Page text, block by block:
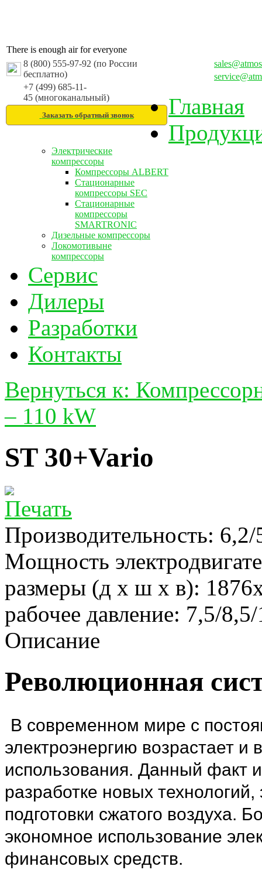
There is enough air for everyone
8 (800) 555-97-92 (по России
бесплатно)
+7 (499) 685-11-
45 (многоканальный)
Заказать обратный звонок
Главная
Электрические
компрессоры
Компрессоры ALBERT
Стационарные
компрессоры SEC
Стационарные
компрессоры
SMARTRONIC
Дизельные компрессоры
Локомотивыне
компрессоры
Сервис
Дилеры
Разработки
Контакты
Вернуться к:
– 110 kW
ST 30+Vario
Производительность:
Mощность
размеры (д х ш х в):
рабочее давление: 7,5/
Описание
Революционная
В современном мире с
электроэнергию возрастает
использования. Данный факт
разработке новых
подготовки сжатого воздуха.
экономное использование
финансовых средств.